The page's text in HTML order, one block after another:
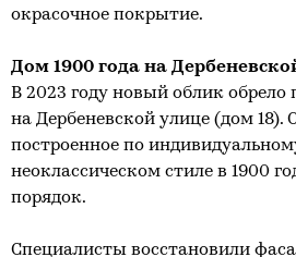
окрасочное покрытие.
Дом 1900 года на
В 2023 году новый облик обрело
на Дербеневской улице (дом 18).
построенное по
неоклассическом стиле в 1900
порядок.
Специалисты восстановили